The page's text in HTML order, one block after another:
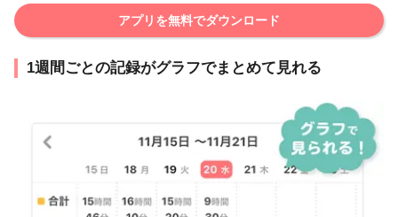
アプリを無料でダウンロード
1週間ごとの記録がグラフでまとめて見れる